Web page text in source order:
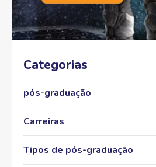
Categorias
pós-graduação
Carreiras
Tipos de pós-graduação